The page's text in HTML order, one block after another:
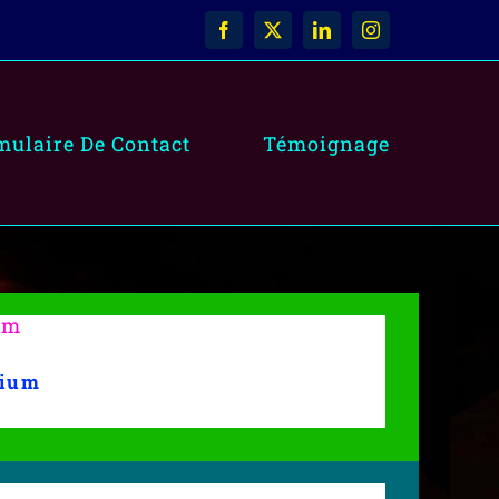
Facebook
X LinkedInInstagram
De Contact Témoignage